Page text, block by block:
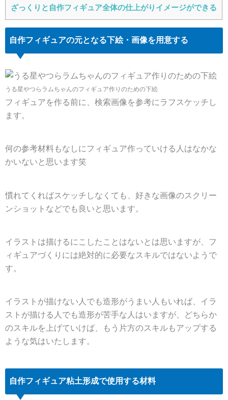
ざっくりと自作フィギュア全体の仕上がりイメージができる
自作フィギュアの元となる下絵・画像を用意する
うる星やつらラムちゃんのフィギュア作りのための下絵
フィギュアを作る前に、検索画像を参考にラフスケッチし
ます。
何の参考材料もなしにフィギュア作っていける人はなかな
かいないと思います笑
慣れてくればスケッチしなくても、好きな画像のスクリー
ンショットなどでも良いと思います。
イラストは描けるにこしたことはないとは思いますが、フ
ィギュアづくりには絶対的に必要なスキルではないようで
す。
イラストが描けない人でも造形がうまい人もいれば、イラ
ストが描ける人でも造形が苦手な人はいますが、どちらか
のスキルを上げていけば、もう片方のスキルもアップする
ような気はいたします。
自作フィギュア粘土形成で使用する材料